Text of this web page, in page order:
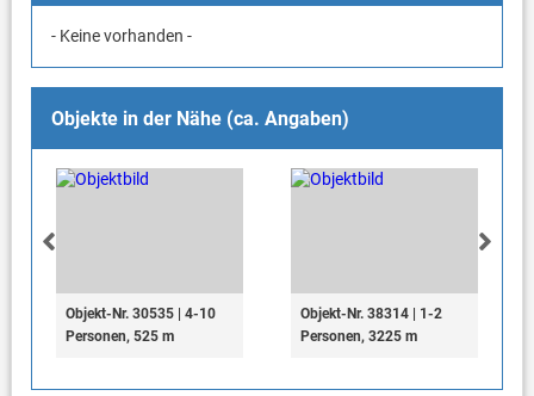
- Keine vorhanden -
Objekte in der Nähe (ca. Angaben)
Objekt-Nr. 30535 | 4-10
Personen, 525 m
Objekt-Nr. 38314 | 1-2
Personen, 3225 m